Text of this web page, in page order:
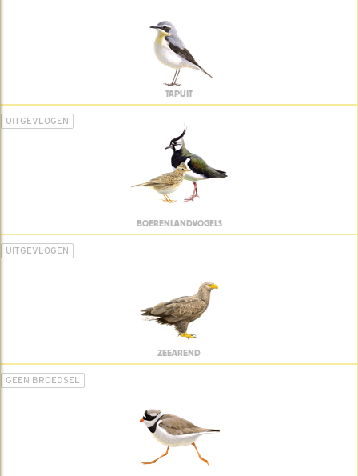
TAPUIT
UITGEVLOGEN
BOERENLANDVOGELS
UITGEVLOGEN
ZEEAREND
GEEN BROEDSEL